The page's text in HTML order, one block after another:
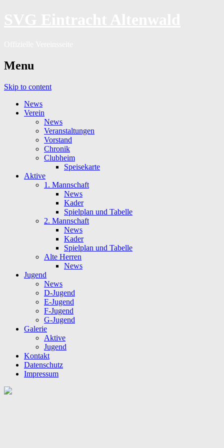
Menu
Skip to content
News
Verein
News
Veranstaltungen
Vorstand
Chronik
Clubheim
Speisekarte
Aktive
1. Mannschaft
News
Kader
Spielplan und Tabelle
2. Mannschaft
News
Kader
Spielplan und Tabelle
Alte Herren
News
Jugend
News
D-Jugend
E-Jugend
F-Jugend
G-Jugend
Galerie
Aktive
Jugend
Kontakt
Datenschutz
Impressum